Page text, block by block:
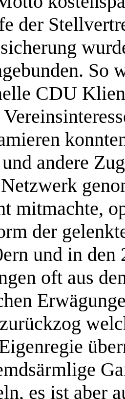
der
So
CDU
andere
mitmachte,
der
und in den
oft aus
es ist aber